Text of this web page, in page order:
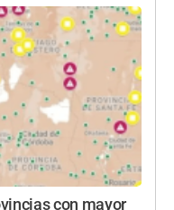
con mayor